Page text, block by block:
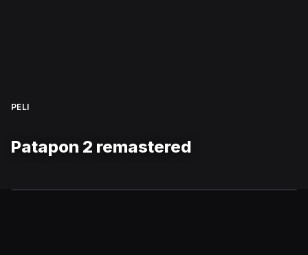
PELI
Patapon 2 remastered